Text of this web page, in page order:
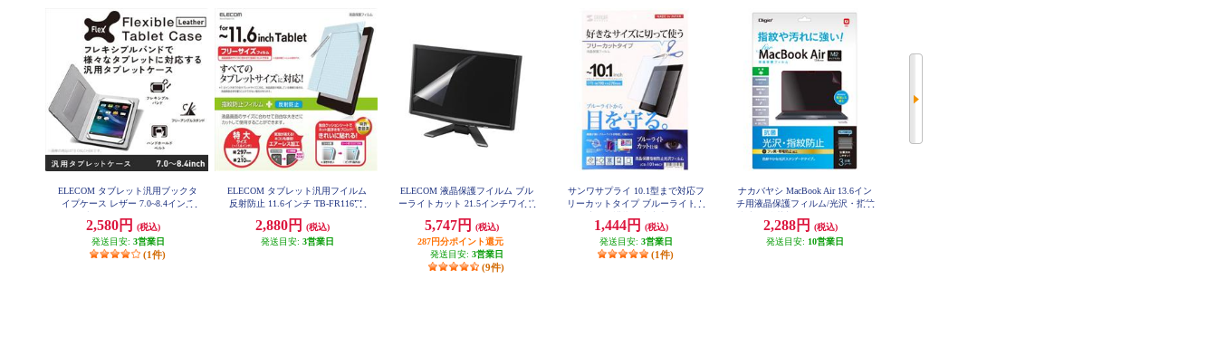
ELECOM タブレット汎用ブックタ
イプケース レザー 7.0~8.4インチ
2,580円
(税込)
発送目安: 3営業日
(1件)
ELECOM タブレット汎用フイルム
反射防止 11.6インチ TB-FR116FL
2,880円
(税込)
発送目安: 3営業日
ELECOM 液晶保護フイルム ブル
ーライトカット 21.5インチワイド
5,747円
(税込)
287円分ポイント還元
発送目安: 3営業日
(9件)
サンワサプライ 10.1型まで対応フ
リーカットタイプ ブルーライトカ
ム LCD-101WBCF
1,444円
(税込)
発送目安: 3営業日
(1件)
ナカバヤシ MacBook Air 13.6イン
チ用液晶保護フィルム/光沢・指紋
LS
2,288円
(税込)
発送目安: 10営業日